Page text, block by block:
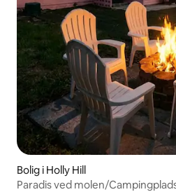
Bolig i Holly Hill
Paradis ved molen/